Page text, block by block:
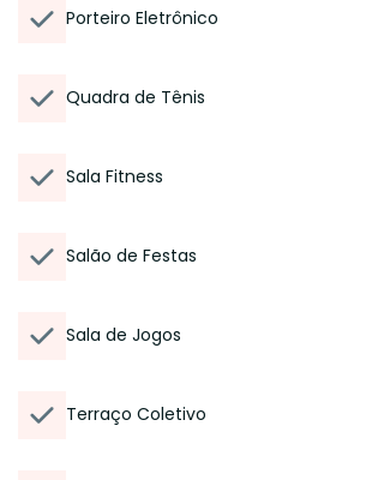
Porteiro Eletrônico
Quadra de Tênis
Sala Fitness
Salão de Festas
Sala de Jogos
Terraço Coletivo